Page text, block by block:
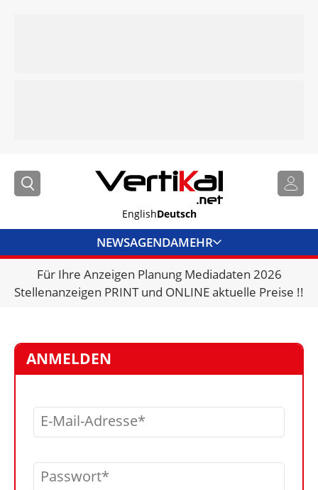
EnglishDeutsch
NEWSAGENDAMEHR
BRANCHENLINKS
VERMIETER
VIDEOS
BIBLIOTHEK
KRAN & BÜHNE
Für Ihre Anzeigen Planung Mediadaten 2026
Stellenanzeigen PRINT und ONLINE aktuelle Preise !!
ANMELDEN
E-Mail-Adresse
Passwort